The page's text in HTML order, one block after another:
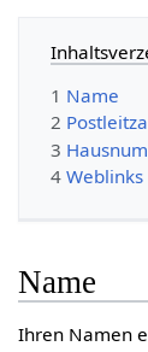
1 Name
2
3
4 Weblinks
Name
Ihren Namen